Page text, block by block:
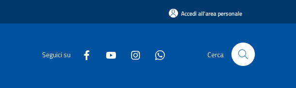
Accedi all'area personale
Seguici su Cerca